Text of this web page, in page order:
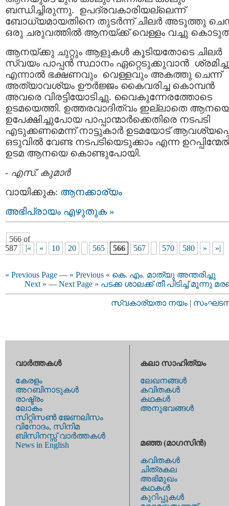
ബന്ധിച്ചിരുന്നു. ഉപദ്രവകാരിയല്ലെന്ന്
ബോധ്യമായതിനെ തുടര്‍ന്ന് ചിലര്‍ അടുത്തു
ഒരു ചരുവത്തില്‍ ആനയ്ക്ക് വെള്ളം വച്ചു
ആനയ്ക്കു ചുറ്റും ആളുകള്‍ കൂടിയതോടെ ചിലര്‍
സ്വയം പാപ്പന്‍ സ്ഥാനം ഏറ്റെടുക്കുവാന്‍
എന്നാല്‍ ഭക്ഷണവും വെള്ളവും അകത്തു ചെന്ന്
അത്യാവശ്യം ഊര്‍ജ്ജം കൈവരിച്ച കൊമ്പന്‍
അവരെ വിരട്ടിയോടിച്ചു. വൈകുന്നേരത്തോടെ
ഉടമയെത്തി. ഉത്തരവാദിത്വം ഇല്ലാതെ
ഉപേക്ഷിച്ചുപോയ പാപ്പാന്മാര്‍ക്കെതിരെ നടപടി
എടുക്കണമെന്ന് നാട്ടുകാര്‍ ഉടമയോട്
ഒടുവില്‍ വേണ്ട നടപടിയെടുക്കാം എന്ന
ഉടമ ആനയെ കൊണ്ടുപോയി.
- എസ്. കുമാര്‍
വായിക്കുക: ആനക്കാര്യം
അഭിപ്രായം എഴുതുക »
566 of
587
|« « 10 20 565 566 567 570 580 » »|
« Previous Page — « Previous « കെ. എം. മാത്യു അന്തരിച്ചു
Next » — Next Page » പടക്ക ശാലക്ക് തീ പിടിച്ച് മൂന്നു
സ്വകാര്യതാ നയം |
വാര്‍ത്തകള്‍
കേരളം
അറബിനാടുകള്‍
രാഷ്ട്രം
ലോകം
സിറ്റിസണ്‍ ജേണലിസം
വിനോദം, സിനിമ
ബിസിനസ്സ് വാര്‍ത്തകള്‍
News in English
കലാ സാഹിത്യം
ലേഖനങ്ങള്‍
കവിതകള്‍
കഥകള്‍
അനുഭവങ്ങള്‍
മഞ്ഞ (മാഗസിന്‍)
കവിതകള്‍
ചിത്രകല
അഭിമുഖം
കഥകള്‍
കുറിപ്പുകള്‍